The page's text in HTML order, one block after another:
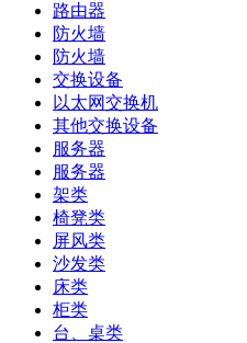
路由器
防火墙
防火墙
交换设备
以太网交换机
其他交换设备
服务器
服务器
架类
椅凳类
屏风类
沙发类
床类
柜类
台、桌类